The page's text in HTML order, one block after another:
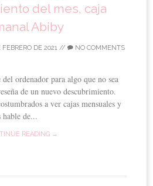
del mes, caja
Abiby
FEBRERO DE 2021// NO COMMENTS
ordenador para algo que no sea
de un nuevo descubrimiento.
a ver cajas mensuales y
hable de...
READING →